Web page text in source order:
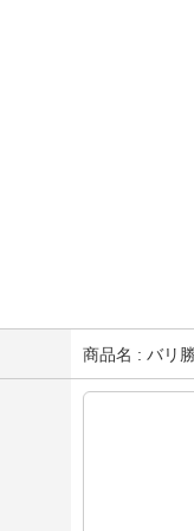
商品名 : バリ